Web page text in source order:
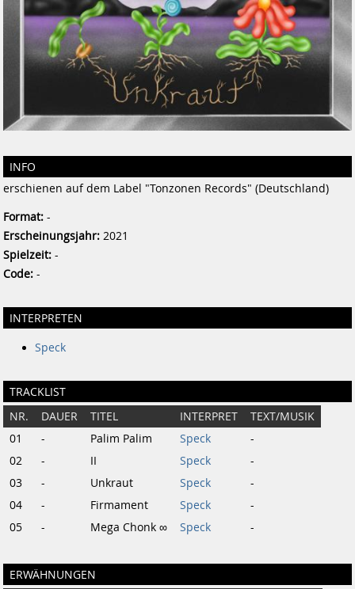
INFO
erschienen auf dem Label "Tonzonen Records" (Deutschland)
Format: -
Erscheinungsjahr: 2021
Spielzeit: -
Code: -
INTERPRETEN
Speck
TRACKLIST
NR. DAUER TITEL INTERPRET
TEXT/MUSIK
01
- Palim Palim Speck
-
02
- II Speck
-
03
- Unkraut Speck
-
04
- Firmament Speck
-
05
- Mega Chonk ∞ Speck -
ERWÄHNUNGEN